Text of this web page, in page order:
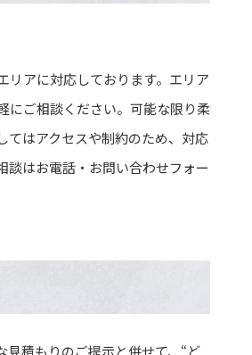
リアに対応しております。エリア
にご相談ください。可能な限り柔
はアクセスや制約のため、対応
談はお電話・お問い合わせフォー
積もりのご提示と併せて、“ど